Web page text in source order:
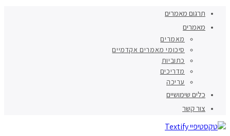
תרגום מאמרים
מאמרים
מאמרים
סיכומי מאמרים אקדמיים
כתוביות
מדריכים
עריכה
כלים שימושיים
צור קשר